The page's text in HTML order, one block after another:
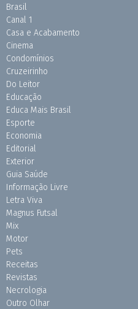
Brasil
Canal 1
Casa e Acabamento
Cinema
Condomínios
Cruzeirinho
Do Leitor
Educação
Educa Mais Brasil
Esporte
Economia
Editorial
Exterior
Guia Saúde
Informação Livre
Letra Viva
Magnus Futsal
Mix
Motor
Pets
Receitas
Revistas
Necrologia
Outro Olhar